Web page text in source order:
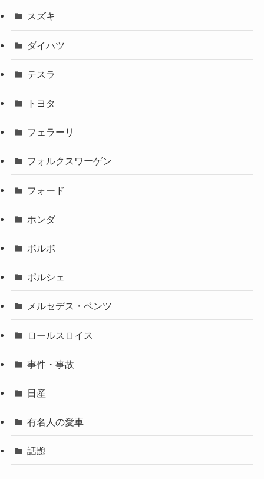
スズキ
ダイハツ
テスラ
トヨタ
フェラーリ
フォルクスワーゲン
フォード
ホンダ
ボルボ
ポルシェ
メルセデス・ベンツ
ロールスロイス
事件・事故
日産
有名人の愛車
話題